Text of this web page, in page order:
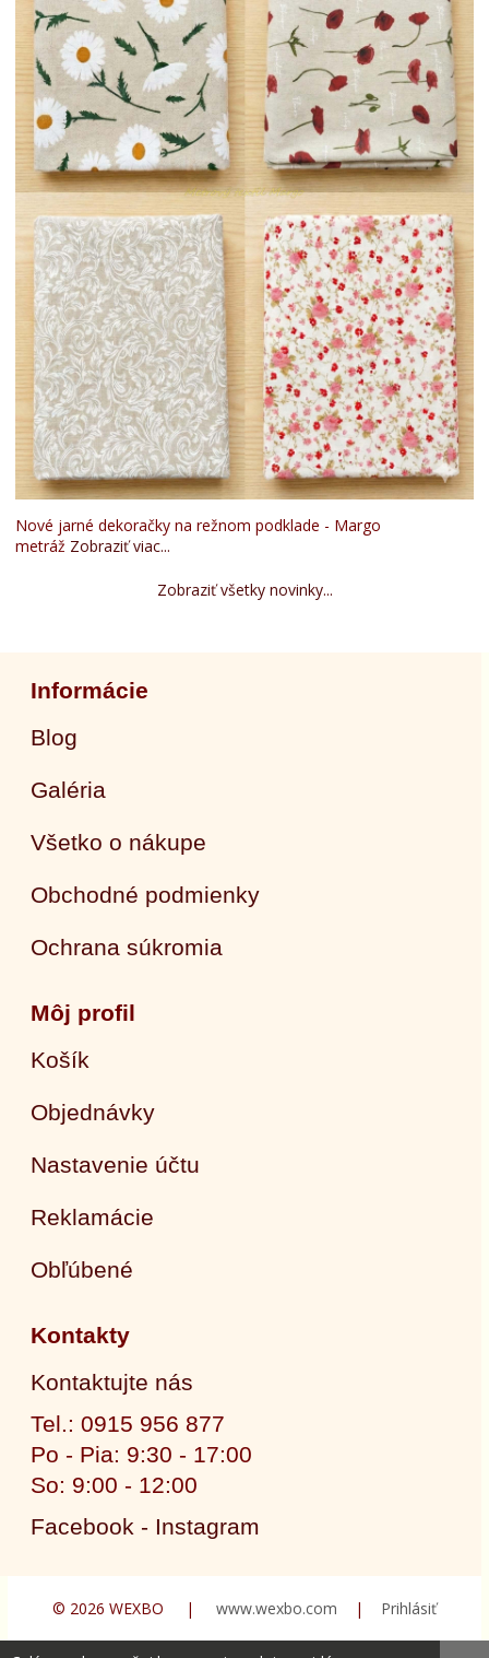
Nové jarné dekoračky na režnom podklade - Margo
metráž Zobraziť viac...
Zobraziť všetky novinky...
Informácie
Blog
Galéria
Všetko o nákupe
Obchodné podmienky
Ochrana súkromia
Môj profil
Košík
Objednávky
Nastavenie účtu
Reklamácie
Obľúbené
Kontakty
Kontaktujte nás
Tel.: 0915 956 877
Po - Pia: 9:30 - 17:00
So: 9:00 - 12:00
Facebook - Instagram
© 2026 WEXBO | www.wexbo.com | Prihlásiť